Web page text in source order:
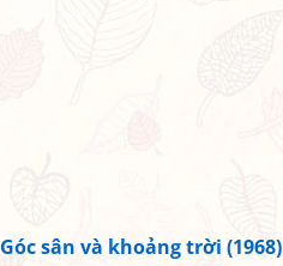
Góc sân và khoảng trời (1968)